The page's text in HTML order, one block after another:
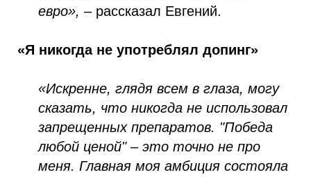
евро», – рассказал Евгений.
«Я никогда не употреблял допинг»
«Искренне, глядя всем в глаза, могу
сказать, что никогда не использовал
запрещенных препаратов. "Победа
любой ценой" – это точно не про
меня. Главная моя амбиция состояла